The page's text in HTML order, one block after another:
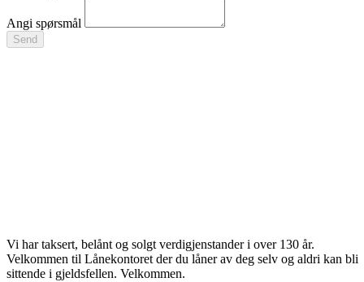
Angi spørsmål
Send
Vi har taksert, belånt og solgt verdigjenstander i over 130 år.
Velkommen til Lånekontoret der du låner av deg selv og aldri kan bli
sittende i gjeldsfellen. Velkommen.